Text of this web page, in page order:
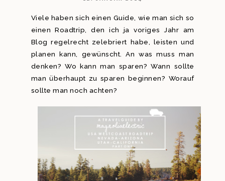
Viele haben sich einen Guide, wie man sich so
einen Roadtrip, den ich ja voriges Jahr am
Blog regelrecht zelebriert habe, leisten und
planen kann, gewünscht. An was muss man
denken? Wo kann man sparen? Wann sollte
man überhaupt zu sparen beginnen? Worauf
sollte man noch achten?